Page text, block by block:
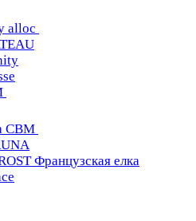
alloc
CBM
Французская елка